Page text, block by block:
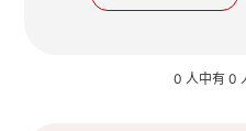
0 人中有 0